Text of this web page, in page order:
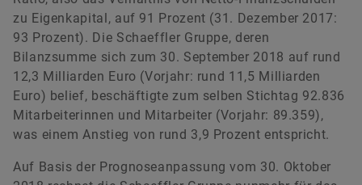
zu Eigenkapital, auf 91 Prozent (31. Dezember 2017:
93 Prozent). Die Schaeffler Gruppe, deren
Bilanzsumme sich zum 30. September 2018 auf rund
12,3 Milliarden Euro (Vorjahr: rund 11,5 Milliarden
Euro) belief, beschäftigte zum selben Stichtag 92.836
Mitarbeiterinnen und Mitarbeiter (Vorjahr: 89.359),
was einem Anstieg von rund 3,9 Prozent entspricht.
Auf Basis der Prognoseanpassung vom 30. Oktober